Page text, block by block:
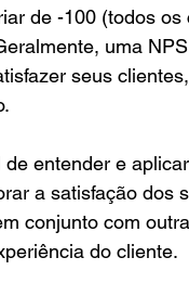
de -100 (todos
uma
seus
entender e
a satisfação dos
conjunto com
do cliente.